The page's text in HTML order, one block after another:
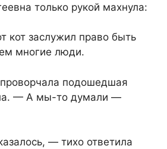
только рукой махнула:
кот заслужил право быть
многие люди.
подошедшая
— А мы-то думали —
— тихо ответила